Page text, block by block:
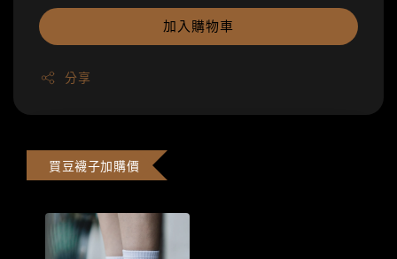
加入購物車
分享
買豆襪子加購價